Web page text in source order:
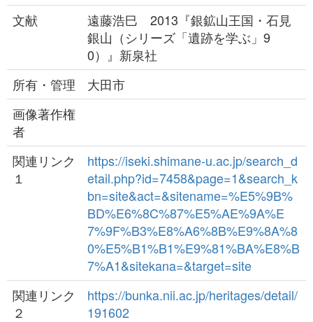
文献
遠藤浩巳 2013『銀鉱山王国・石見
銀山（シリーズ「遺跡を学ぶ」9
0）』新泉社
所有・管理
大田市
画像著作権
者
関連リンク
１
https://iseki.shimane-u.ac.jp/search_d
etail.php?id=7458&page=1&search_k
bn=site&act=&sitename=%E5%9B%
BD%E6%8C%87%E5%AE%9A%E
7%9F%B3%E8%A6%8B%E9%8A%8
0%E5%B1%B1%E9%81%BA%E8%B
7%A1&sitekana=&target=site
関連リンク
２
https://bunka.nii.ac.jp/heritages/detail/
191602